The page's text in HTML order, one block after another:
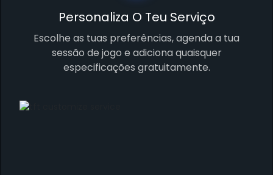
Personaliza O Teu Serviço
Escolhe as tuas preferências, agenda a tua
sessão de jogo e adiciona quaisquer
especificações gratuitamente.